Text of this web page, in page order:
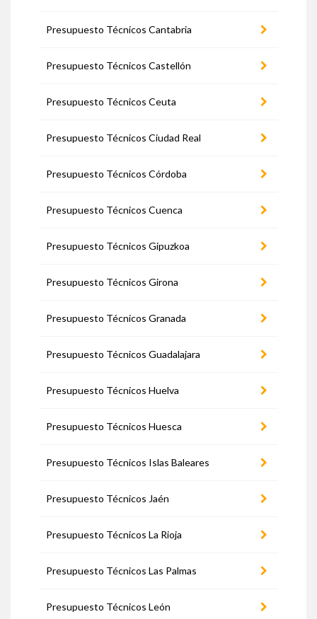
Presupuesto Técnicos Cantabria
Presupuesto Técnicos Castellón
Presupuesto Técnicos Ceuta
Presupuesto Técnicos Ciudad Real
Presupuesto Técnicos Córdoba
Presupuesto Técnicos Cuenca
Presupuesto Técnicos Gipuzkoa
Presupuesto Técnicos Girona
Presupuesto Técnicos Granada
Presupuesto Técnicos Guadalajara
Presupuesto Técnicos Huelva
Presupuesto Técnicos Huesca
Presupuesto Técnicos Islas Baleares
Presupuesto Técnicos Jaén
Presupuesto Técnicos La Rioja
Presupuesto Técnicos Las Palmas
Presupuesto Técnicos León